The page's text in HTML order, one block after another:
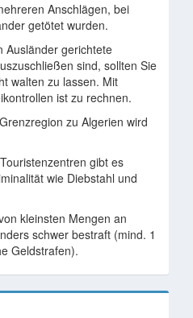
Anschlägen, bei
getötet wurden.
Ausländer gerichtete
sind, sollten Sie
walten zu lassen. Mit
ist zu rechnen.
zu Algerien wird
gibt es
wie Diebstahl und
kleinsten Mengen an
schwer bestraft (mind. 1
Geldstrafen).